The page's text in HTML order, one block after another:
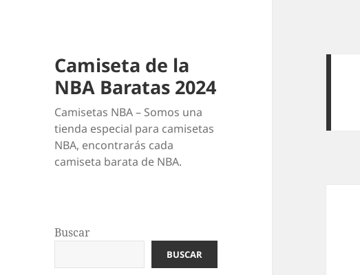
Camiseta de la
NBA Baratas 2024
Camisetas NBA – Somos una
tienda especial para camisetas
NBA, encontrarás cada
camiseta barata de NBA.
Buscar
BUSCAR